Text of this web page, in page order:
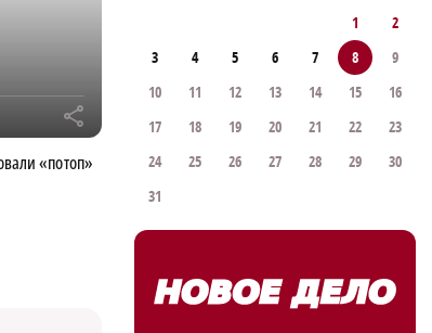
r
«потоп»
1
2
3
4 5 6 7 8
9
10
11 12 13 14 15
16
17
18 19 20 21 22
23
24
25 26 27 28 29
30
31